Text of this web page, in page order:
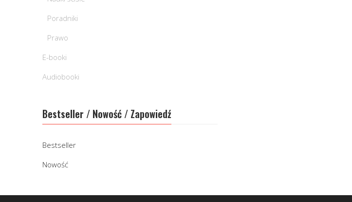
Poradniki
Prawo
E-booki
Audiobooki
Bestseller / Nowość / Zapowiedź
Bestseller
Nowość